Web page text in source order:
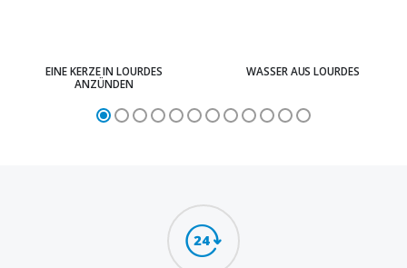
EINE KERZE IN LOURDES
ANZÜNDEN
WASSER AUS LOURDES